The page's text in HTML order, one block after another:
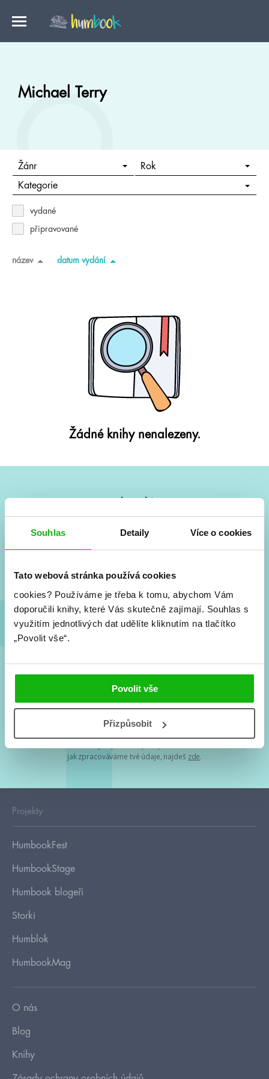
Souhlas Detaily Více o cookies
Tato webová stránka používá cookies
cookies? Používáme je třeba k tomu, abychom Vám
doporučili knihy, které Vás skutečně zajímají. Souhlas s
využitím jednotlivých dat udělíte kliknutím na tlačítko
„Povolit vše“.
Povolit vše
Přizpůsobit
Michael Terry
Žánr Rok
Kategorie
vydané
připravované
název datum vydání
Žádné knihy nenalezeny.
Vše kolem #youngadult každý měsíc rovnou do mailu!
a seriálové adaptace a další.
Souhlasím spodmínkami zpracování osobních údajů
Tvá e-mailová adresa je u nás v bezpečí. Přečti si
jak zpracováváme tvé údaje, najdeš zde.
Projekty
HumbookFest
HumbookStage
Humbook blogeři
Storki
Humblok
HumbookMag
O nás
Blog
Knihy